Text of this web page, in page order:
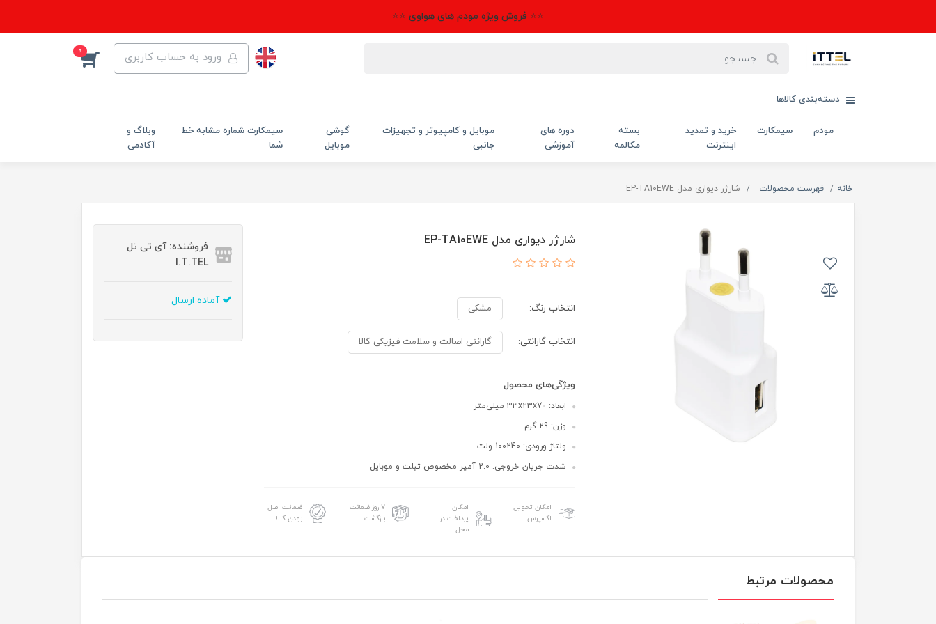
⭐⭐ فروش ویژه مودم های هواوی ⭐⭐
ورود به حساب کاربری 0
دسته‌بندی کالاها
مودم سیمکارت
خرید و تمدید
اینترنت
بسته
مکالمه
دوره های
آموزشی
موبایل و کامپیوتر و تجهیزات
جانبی
گوشی
موبایل
سیمکارت شماره مشابه خط
شما
وبلاگ و
آکادمی
خانه فهرست محصولات شارژر دیواری مدل EP-TA10EWE
شارژر دیواری مدل EP-TA10EWE
انتخاب رنگ: مشکی
انتخاب گارانتی: گارانتی اصالت و سلامت فیزیکی کالا
ویژگی‌های محصول
ابعاد: 33x23x70 میلی‌متر
وزن: 29 گرم
ولتاژ ورودی: 100240 ولت
شدت جریان خروجی: 2.0 آمپر مخصوص تبلت و موبایل
امکان تحویل
اکسپرس
امکان
پرداخت در
محل
۷ روز ضمانت
بازگشت
ضمانت اصل
بودن کالا
فروشنده: آی تی تل
I.T.TEL
آماده ارسال
محصولات مرتبط